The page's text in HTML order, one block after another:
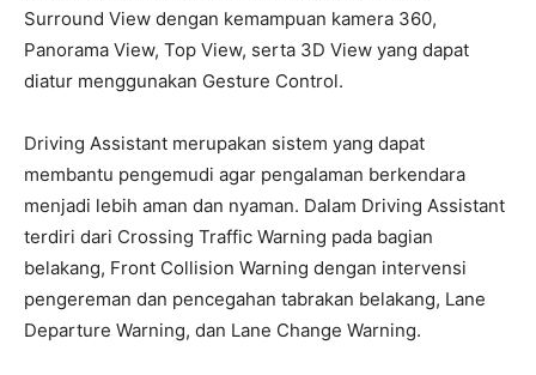
Surround View dengan kemampuan kamera 360,
Panorama View, Top View, serta 3D View yang dapat
diatur menggunakan Gesture Control.
Driving Assistant merupakan sistem yang dapat
membantu pengemudi agar pengalaman berkendara
menjadi lebih aman dan nyaman. Dalam Driving Assistant
terdiri dari Crossing Traffic Warning pada bagian
belakang, Front Collision Warning dengan intervensi
pengereman dan pencegahan tabrakan belakang, Lane
Departure Warning, dan Lane Change Warning.